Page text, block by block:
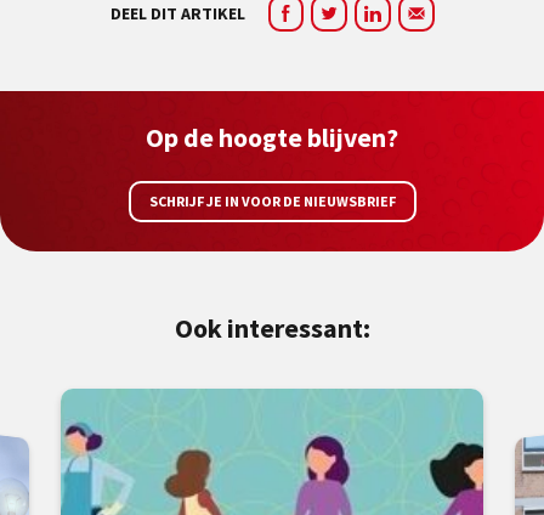
DEEL DIT ARTIKEL
Op de hoogte blijven?
SCHRIJF JE IN VOOR DE NIEUWSBRIEF
Ook interessant: